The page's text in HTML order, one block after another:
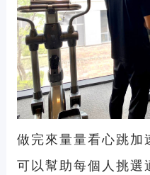
做完來量量看心跳加
可以幫助每個人挑選